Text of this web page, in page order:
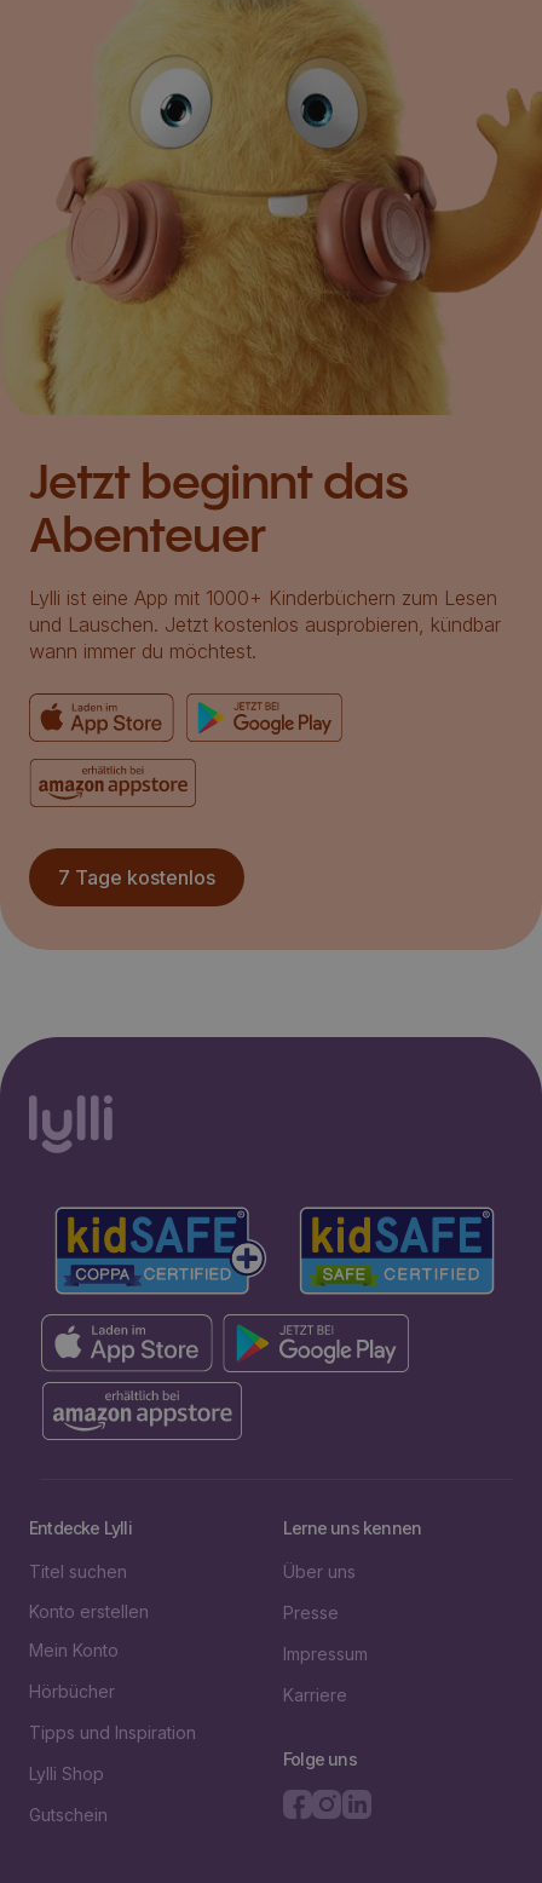
Jetzt beginnt das
Abenteuer
Lylli ist eine App mit 1000+ Kinderbüchern zum Lesen
und Lauschen. Jetzt kostenlos ausprobieren, kündbar
wann immer du möchtest.
7 Tage kostenlos
Entdecke Lylli
Titel suchen
Konto erstellen
Mein Konto
Hörbücher
Tipps und Inspiration
Lylli Shop
Gutschein
Lerne uns kennen
Über uns
Presse
Impressum
Karriere
Folge uns